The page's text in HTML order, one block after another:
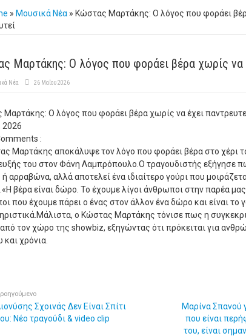
» Μουσικά Νέα » Κώστας Μαρτάκης: Ο λόγος που φοράει
Μαρτάκης: Ο λόγος που φοράει βέρα χωρίς να
Νέα 26 Μαΐου 2026
Μαρτάκης: Ο λόγος που φοράει βέρα χωρίς να έχει
2026
:
Μαρτάκης αποκάλυψε τον λόγο που φοράει βέρα στο χέρι
του στον Φάνη Λαμπρόπουλο.Ο τραγουδιστής εξήγησε
ή αρραβώνα, αλλά αποτελεί ένα ιδιαίτερο γούρι που
βέρα είναι δώρο. Το έχουμε λίγοι άνθρωποι στην παρέα
που έχουμε πάρει ο ένας στον άλλον ένα δώρο και είναι το
ο Κώστας Μαρτάκης τόνισε πως η
τον χώρο της showbiz, εξηγώντας ότι πρόκειται για
χρόνια.
Σχοινάς Δεν Είναι Σπίτι
Νέο τραγούδι & video clip
Μαρίνα Σπανού
που είναι
του, είναι